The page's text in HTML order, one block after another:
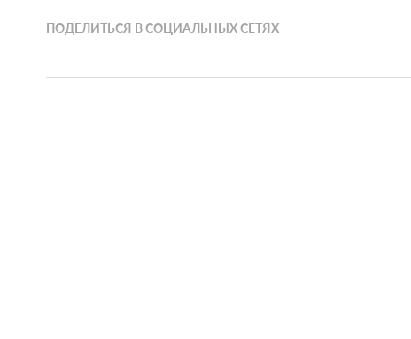
ПОДЕЛИТЬСЯ В СОЦИАЛЬНЫХ СЕТЯХ